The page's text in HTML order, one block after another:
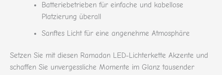
Batteriebetrieben für einfache und kabellose
Platzierung überall
Sanftes Licht für eine angenehme Atmosphäre
Setzen Sie mit diesen Ramadan LED-Lichterkette Akzente und
schaffen Sie unvergessliche Momente im Glanz tausender